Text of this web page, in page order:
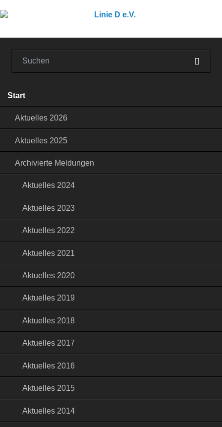
Start
Aktuelles 2026
Aktuelles 2025
Archivierte Meldungen
Aktuelles 2024
Aktuelles 2023
Aktuelles 2022
Aktuelles 2021
Aktuelles 2020
Aktuelles 2019
Aktuelles 2018
Aktuelles 2017
Aktuelles 2016
Aktuelles 2015
Aktuelles 2014